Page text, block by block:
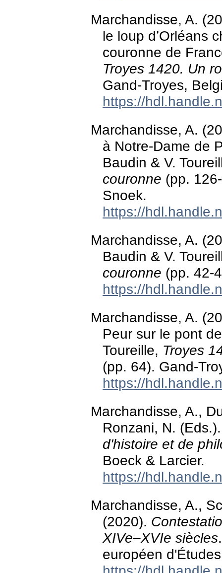
Marchandisse, A.
le loup d’Orléans
couronne de
Troyes 1420. Un
Gand-Troyes,
https://
Marchandisse, A.
à Notre-Dame de
Baudin & V.
couronne (pp.
Snoek.
https://
Marchandisse, A.
Baudin & V.
couronne (pp. 42-
https://
Marchandisse, A.
Peur sur le pont
Toureille, Troyes
(pp. 64). Gand-
https://
Marchandisse, A.,
Ronzani, N.
d'histoire et de
Boeck & Larcier.
https://
Marchandisse, A.,
(2020).
XIVe–XVIe siècles
européen